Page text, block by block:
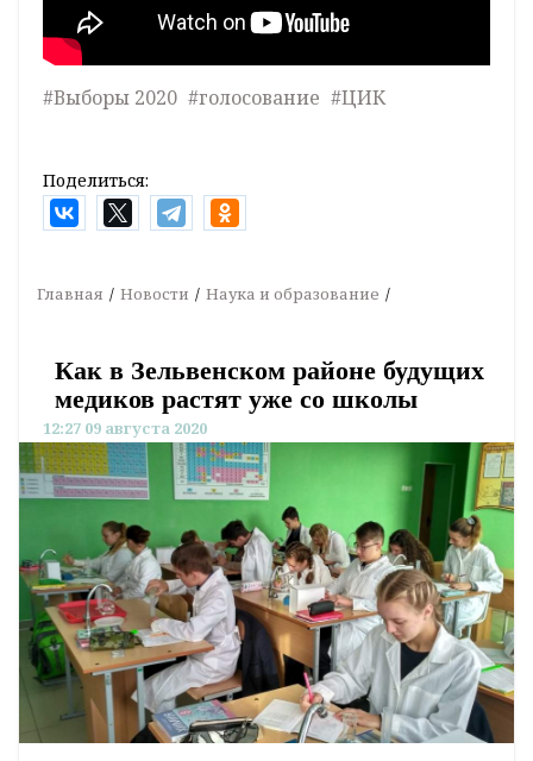
#Выборы 2020 #голосование #ЦИК
Поделиться:
Главная Новости Наука и образование
Как в Зельвенском районе будущих
медиков растят уже со школы
12:27 09 августа 2020